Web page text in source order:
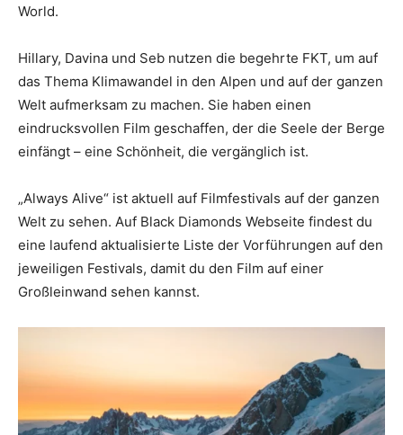
World.
Hillary, Davina und Seb nutzen die begehrte FKT, um auf
das Thema Klimawandel in den Alpen und auf der ganzen
Welt aufmerksam zu machen. Sie haben einen
eindrucksvollen Film geschaffen, der die Seele der Berge
einfängt – eine Schönheit, die vergänglich ist.
„Always Alive“ ist aktuell auf Filmfestivals auf der ganzen
Welt zu sehen. Auf Black Diamonds Webseite findest du
eine laufend aktualisierte Liste der Vorführungen auf den
jeweiligen Festivals, damit du den Film auf einer
Großleinwand sehen kannst.